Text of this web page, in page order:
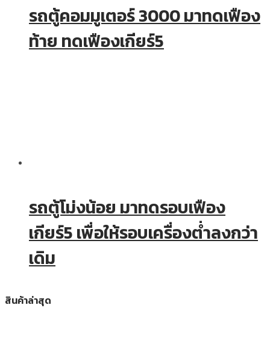
รถตู้คอมมูเตอร์ 3000 มาทดเฟือง
ท้าย ทดเฟืองเกียร์5
รถตู้โม่งน้อย มาทดรอบเฟือง
เกียร์5 เพื่อให้รอบเครื่องต่ำลงกว่า
เดิม
สินค้าล่าสุด